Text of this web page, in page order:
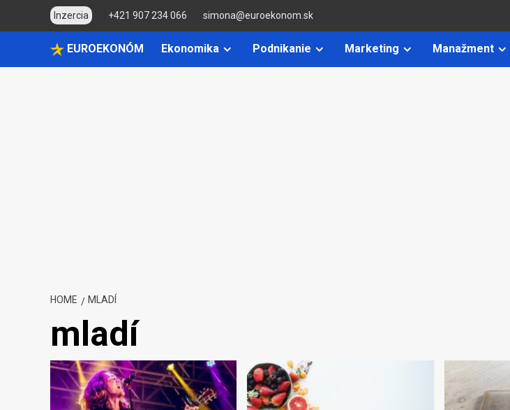
Inzercia +421 907 234 066 simona@euroekonom.sk
EUROEKONÓM Ekonomika Podnikanie Marketing Manažment
HOME MLADÍ
mladí